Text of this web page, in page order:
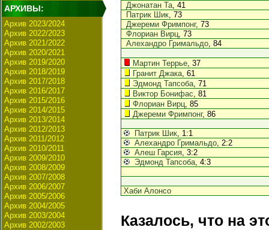
АРХИВЫ:
Архив 2023/2024
Архив 2022/2023
Архив 2021/2022
Архив 2020/2021
Архив 2019/2020
Архив 2018/2019
Архив 2017/2018
Архив 2016/2017
Архив 2015/2016
Архив 2014/2015
Архив 2013/2014
Архив 2012/2013
Архив 2011/2012
Архив 2010/2011
Архив 2009/2010
Архив 2008/2009
Архив 2007/2008
Архив 2006/2007
Архив 2005/2006
Архив 2004/2005
Архив 2003/2004
Архив 2002/2003
Джонатан Та, 41
Патрик Шик, 73
Джереми Фримпонг, 73
Флориан Вирц, 73
Алехандро Гримальдо, 84
Мартин Террье, 37
Гранит Джака, 61
Эдмонд Тапсоба, 71
Виктор Бонифас, 81
Флориан Вирц, 85
Джереми Фримпонг, 86
Патрик Шик, 1:1
Алехандро Гримальдо, 2:2
Алеш Гарсия, 3:2
Эдмонд Тапсоба, 4:3
Хаби Алонсо
Казалось, что на